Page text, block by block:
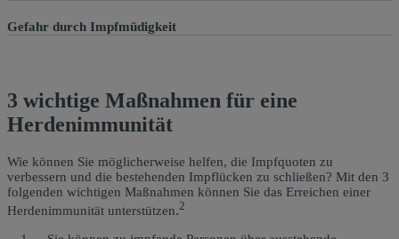
Gefahr durch Impfmüdigkeit
3 wichtige Maßnahmen für eine
Herdenimmunität
Wie können Sie möglicherweise helfen, die Impfquoten zu
verbessern und die bestehenden Impflücken zu schließen? Mit den 3
folgenden wichtigen Maßnahmen können Sie das Erreichen einer
Herdenimmunität unterstützen.2